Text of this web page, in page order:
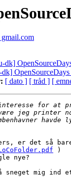
dk]
dk]
[ dato ] [ tråd ] [
er det så
)
nye?
sneget mig ind